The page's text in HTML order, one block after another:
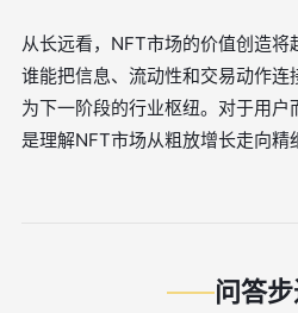
从长远看，NFT市场的价值创造将
谁能把信息、流动性和交易动作
为下一阶段的行业枢纽。对于用
是理解NFT市场从粗放增长走向精
问答